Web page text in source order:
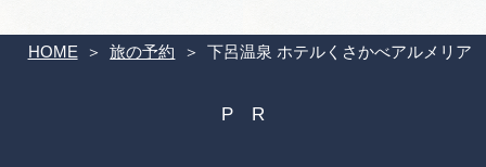
HOME 旅の予約 下呂温泉 ホテルくさかべアルメリア